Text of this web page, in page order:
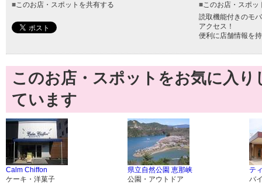
■このお店・スポットを共有する ■このお店・スポッ
読取機能付きのモ
アクセス！
便利に店舗情報を
このお店・スポットをお気に入
ています
Calm Chiffon
ケーキ・洋菓子
県立自然公園 恵那峡
公園・アウトドア
テ
バ